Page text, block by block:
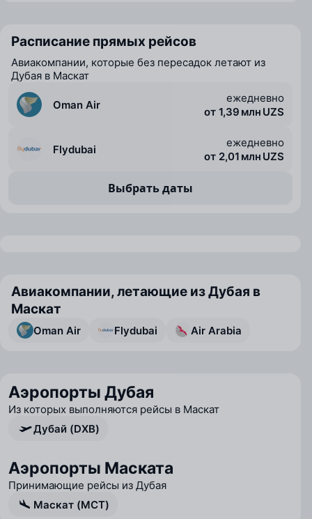
Расписание прямых рейсов
Авиакомпании, которые без пересадок летают из
Дубая в Маскат
Oman Air
ежедневно
от 1,39 млн UZS
Flydubai
ежедневно
от 2,01 млн UZS
Выбрать даты
Авиакомпании, летающие из Дубая в
Маскат
Oman Air Flydubai Air Arabia
Аэропорты Дубая
Из которых выполняются рейсы в Маскат
Дубай (DXB)
Аэропорты Маската
Принимающие рейсы из Дубая
Маскат (MCT)